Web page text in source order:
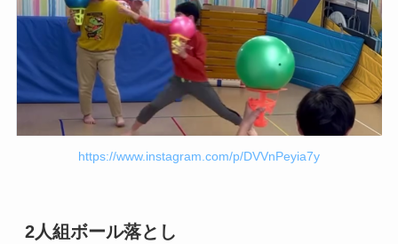
https://www.instagram.com/p/DVVnPeyia7y
2人組ボール落とし